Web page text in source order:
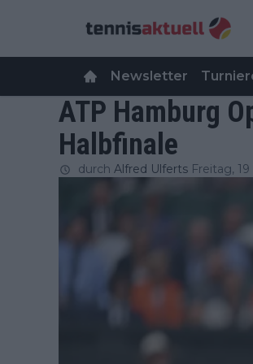
Newsletter
ATP Hamburg
Halbfinale
durch Alfred Ulferts Freitag,